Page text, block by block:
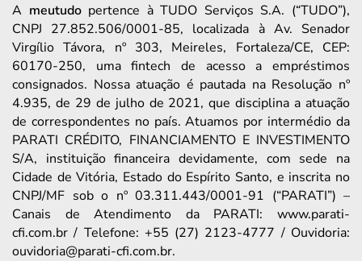
A meutudopertence à TUDO Serviços S.A. (“TUDO”),
CNPJ 27.852.506/0001-85, localizada à Av. Senador
Virgílio Távora, nº 303, Meireles, Fortaleza/CE, CEP:
60170-250, uma fintech de acesso a empréstimos
consignados. Nossa atuação é pautada na Resolução nº
4.935, de 29 de julho de 2021, que disciplina a atuação
de correspondentes no país. Atuamos por intermédio da
PARATI CRÉDITO, FINANCIAMENTO E INVESTIMENTO
S/A, instituição financeira devidamente, com sede na
Cidade de Vitória, Estado do Espírito Santo, e inscrita no
CNPJ/MF sob o nº 03.311.443/0001-91 (“PARATI”) –
Canais de Atendimento da PARATI: www.parati-
cfi.com.br / Telefone: +55 (27) 2123-4777 / Ouvidoria:
ouvidoria@parati-cfi.com.br.